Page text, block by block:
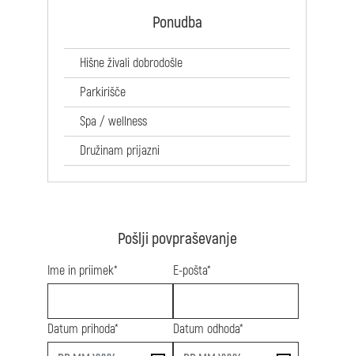
Ponudba
Hišne živali dobrodošle
Parkirišče
Spa / wellness
Družinam prijazni
Pošlji povpraševanje
Ime in priimek* E-pošta*
Datum prihoda*
start
Datum odhoda*
end